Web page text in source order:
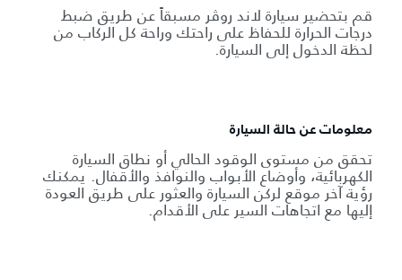
قم بتحضير سيارة لاند روڤر مسبقاً عن طريق ضبط
درجات الحرارة للحفاظ على راحتك وراحة كل الركاب من
لحظة الدخول إلى السيارة.
معلومات عن حالة السيارة
تحقق من مستوى الوقود الحالي أو نطاق السيارة
الكهربائية، وأوضاع الأبواب والنوافذ والأقفال. يمكنك
رؤية آخر موقع لركن السيارة والعثور على طريق العودة
إليها مع اتجاهات السير على الأقدام.